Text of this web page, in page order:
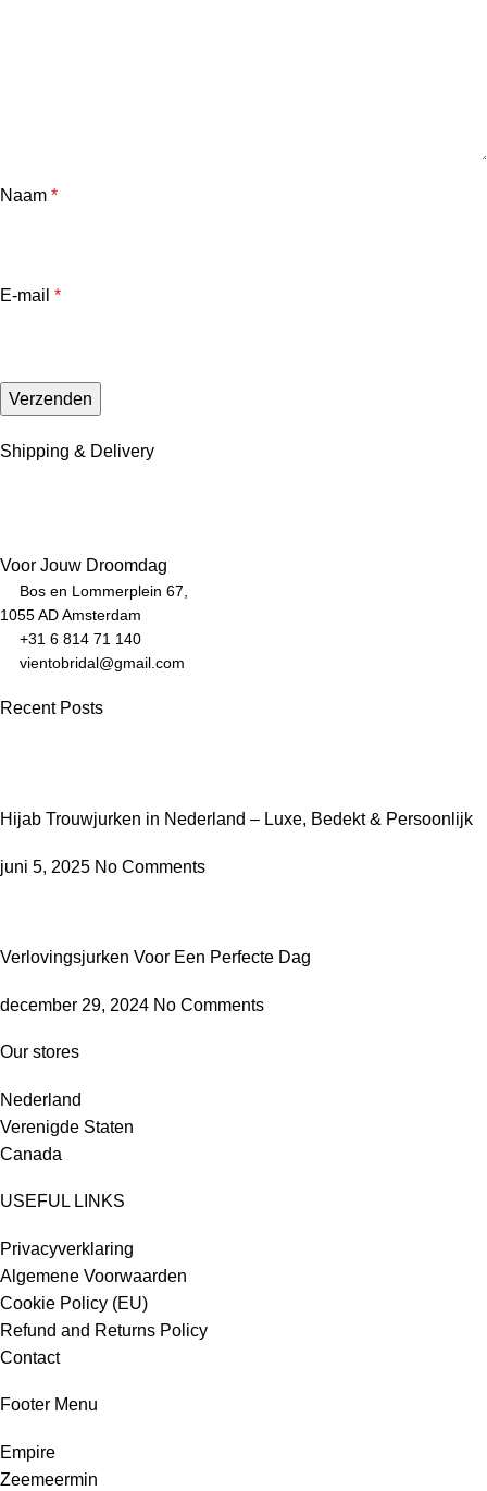
Naam *
E-mail *
Shipping & Delivery
Voor Jouw Droomdag
Bos en Lommerplein 67,
1055 AD Amsterdam
+31 6 814 71 140
vientobridal@gmail.com
Recent Posts
Hijab Trouwjurken in Nederland – Luxe, Bedekt & Persoonlijk
juni 5, 2025 No Comments
Verlovingsjurken Voor Een Perfecte Dag
december 29, 2024 No Comments
Our stores
Nederland
Verenigde Staten
Canada
USEFUL LINKS
Privacyverklaring
Algemene Voorwaarden
Cookie Policy (EU)
Refund and Returns Policy
Contact
Footer Menu
Empire
Zeemeermin